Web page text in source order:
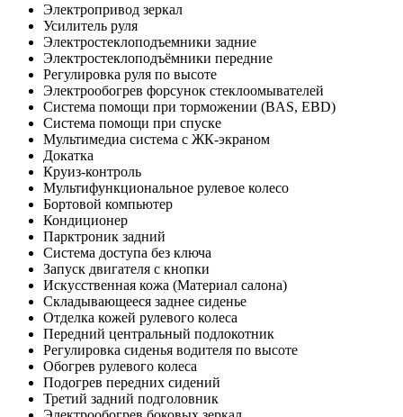
Электропривод зеркал
Усилитель руля
Электростеклоподъемники задние
Электростеклоподъёмники передние
Регулировка руля по высоте
Электрообогрев форсунок стеклоомывателей
Система помощи при торможении (BAS, EBD)
Система помощи при спуске
Мультимедиа система с ЖК-экраном
Докатка
Круиз-контроль
Мультифункциональное рулевое колесо
Бортовой компьютер
Кондиционер
Парктроник задний
Система доступа без ключа
Запуск двигателя с кнопки
Искусственная кожа (Материал салона)
Складывающееся заднее сиденье
Отделка кожей рулевого колеса
Передний центральный подлокотник
Регулировка сиденья водителя по высоте
Обогрев рулевого колеса
Подогрев передних сидений
Третий задний подголовник